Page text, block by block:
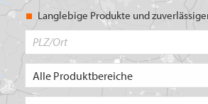
Langlebige Produkte und